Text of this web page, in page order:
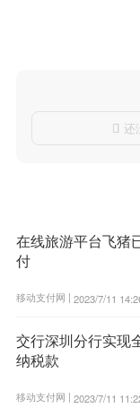
 还
在线旅游平台飞猪
付
移动支付网 | 2023/7/11
交行深圳分行实现
纳税款
移动支付网 | 2023/7/11